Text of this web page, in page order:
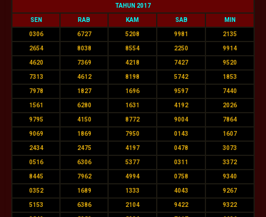
TAHUN 2017
SEN RAB KAM SAB MIN
0306 6727 5208 9981 2135
2654 8038 8554 2250 9914
4620 7369 4218 7427 9520
7313 4612 8198 5742 1853
7978 1827 1696 9597 7440
1561 6280 1631 4192 2026
9795 4150 8772 9004 7864
9069 1869 7950 0143 1607
2434 2475 4197 0478 3073
0516 6306 5377 0311 3372
8445 7962 4994 0758 9340
0352 1689 1333 4043 9267
5153 6386 2104 9422 9322